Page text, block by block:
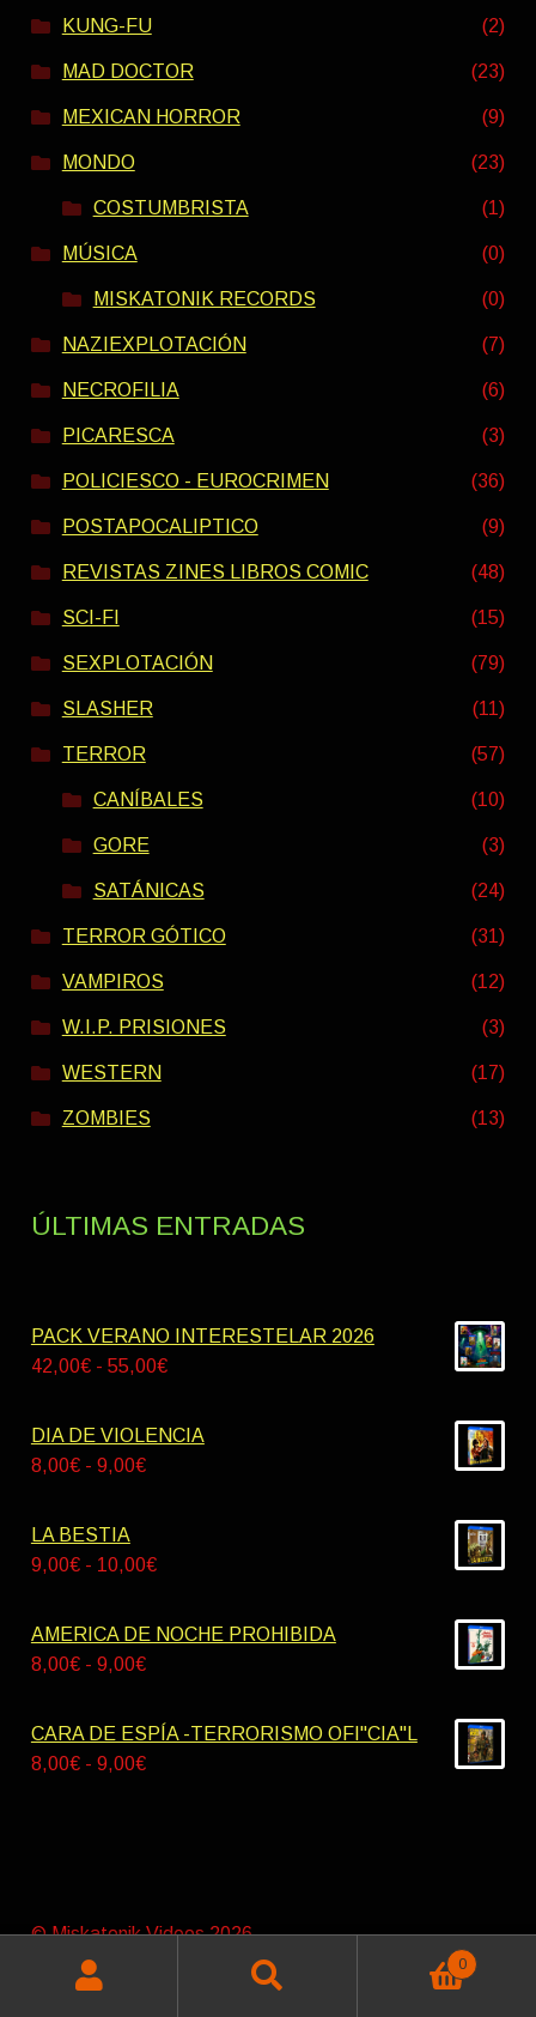
KUNG-FU (2)
MAD DOCTOR (23)
MEXICAN HORROR (9)
MONDO (23)
COSTUMBRISTA (1)
MÚSICA (0)
MISKATONIK RECORDS (0)
NAZIEXPLOTACIÓN (7)
NECROFILIA (6)
PICARESCA (3)
POLICIESCO - EUROCRIMEN (36)
POSTAPOCALIPTICO (9)
REVISTAS ZINES LIBROS COMIC (48)
SCI-FI (15)
SEXPLOTACIÓN (79)
SLASHER (11)
TERROR (57)
CANÍBALES (10)
GORE (3)
SATÁNICAS (24)
TERROR GÓTICO (31)
VAMPIROS (12)
W.I.P. PRISIONES (3)
WESTERN (17)
ZOMBIES (13)
ÚLTIMAS ENTRADAS
PACK VERANO INTERESTELAR 2026
42,00€ - 55,00€Rango
precios:
DIA DE VIOLENCIA
8,00€ - 9,00€Rango
desde
9,00€
LA BESTIA
9,00€ - 10,00€Rango
precios:
10,00€
AMERICA DE NOCHE PROHIBIDA
8,00€ - 9,00€Rango
precios:
desde
CARA DE ESPÍA -TERRORISMO OFI"CIA"L
8,00€ - 9,00€Rango
9,00€
© Miskatonik Videos 2026
Política de privacidad
Construido con WooCommerce
Buscar
0